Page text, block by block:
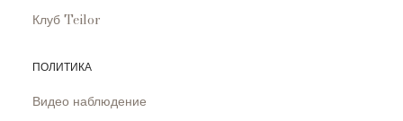
Клуб Teilor
ПОЛИТИКА
Видео наблюдение